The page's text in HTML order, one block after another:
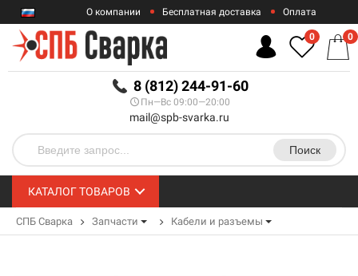
RUB
О компании Бесплатная доставка Оплата
Гарантии
8 (812) 244-91-60
Пн—Вс 09:00—20:00
mail@spb-svarka.ru
Поиск
0 0
КАТАЛОГ ТОВАРОВ
СПБ Сварка Запчасти Кабели и разъемы